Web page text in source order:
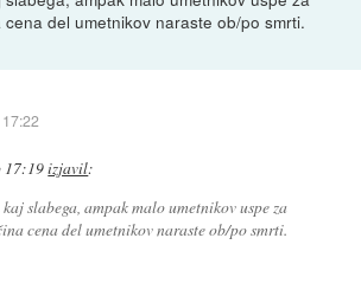
del umetnikov naraste ob/po smrti.
17:19izjavil:
slabega, ampak malo umetnikov uspe za
cena del umetnikov naraste ob/po smrti.